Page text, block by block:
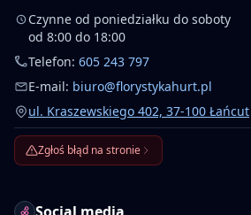
Czynne od poniedziałku do soboty
od 8:00 do 18:00
Telefon: 605 243 797
E-mail: biuro@florystykahurt.pl
ul. Kraszewskiego 402, 37-100 Łańcut
Zgłoś błąd na stronie